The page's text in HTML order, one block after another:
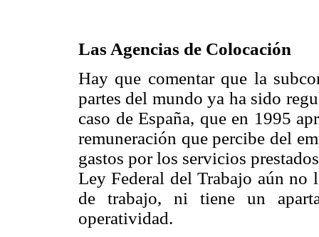
Las Agencias de Colocación
Hay que comentar que la
partes del mundo ya ha sido
caso de España, que en 1995
remuneración que percibe del
gastos por los servicios
Ley Federal del Trabajo aún no
de trabajo, ni tiene un
operatividad.